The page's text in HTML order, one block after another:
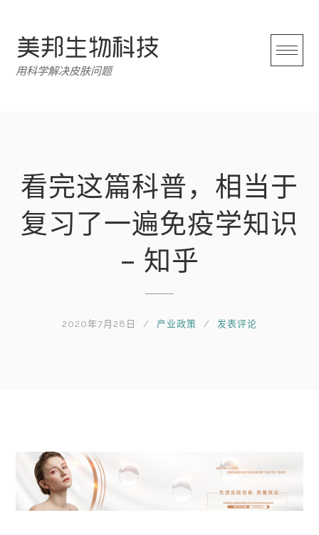
用科学解决皮肤问题
看完这篇科普，相当于
复习了一遍免疫学知识
– 知乎
2020年7月28日 产业政策 发表评论